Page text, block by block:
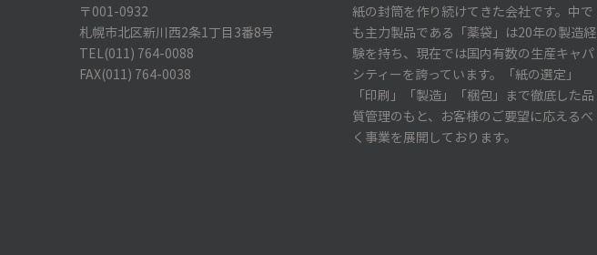
〒001-0932
札幌市北区新川西2条1丁目3番8号
TEL(011) 764-0088
FAX(011) 764-0038
紙の封筒を作り続けてきた会社です。中で
も主力製品である「薬袋」は20年の製造経
験を持ち、現在では国内有数の生産キャパ
シティーを誇っています。「紙の選定」
「印刷」「製造」「梱包」まで徹底した品
質管理のもと、お客様のご要望に応えるべ
く事業を展開しております。